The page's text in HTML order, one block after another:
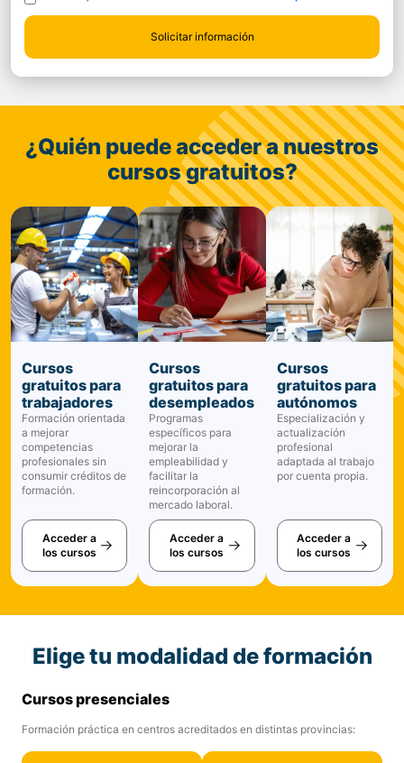
¿Quién puede acceder a nuestros
cursos gratuitos?
Cursos
gratuitos para
trabajadores
Formación orientada
a mejorar
competencias
profesionales sin
consumir créditos de
formación.
Acceder a
los cursos
Cursos
gratuitos para
desempleados
Programas
específicos para
mejorar la
empleabilidad y
facilitar la
reincorporación al
mercado laboral.
Acceder a
los cursos
Cursos
gratuitos para
autónomos
Especialización y
actualización
profesional
adaptada al trabajo
por cuenta propia.
Acceder a
los cursos
Elige tu modalidad de formación
Cursos presenciales
Formación práctica en centros acreditados en distintas provincias: